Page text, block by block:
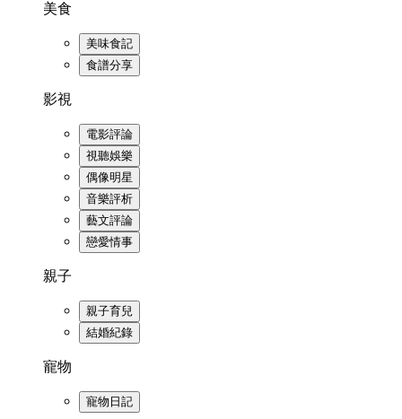
美食
美味食記
食譜分享
影視
電影評論
視聽娛樂
偶像明星
音樂評析
藝文評論
戀愛情事
親子
親子育兒
結婚紀錄
寵物
寵物日記